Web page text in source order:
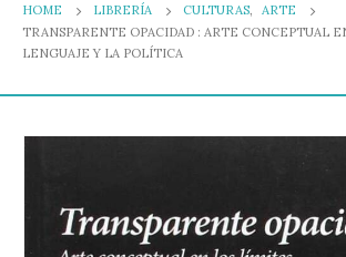
HOME LIBRERÍA CULTURAS,
ARTE
TRANSPARENTE OPACIDAD : ARTE CONCEPTUAL
LENGUAJE Y LA POLÍTICA